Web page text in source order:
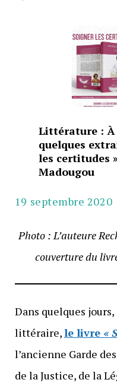
Littérature : À
quelques
les certitudes
Madougou
19 septembre 2020
Photo : L’auteure
couverture du
Dans quelques
littéraire,le livre «
l’ancienne Garde
de la Justice, de la